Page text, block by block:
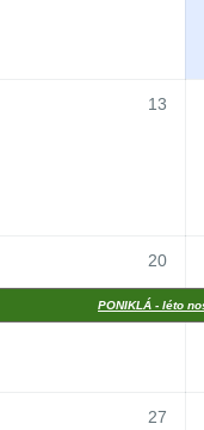
13
20
PONIKLÁ - léto
27